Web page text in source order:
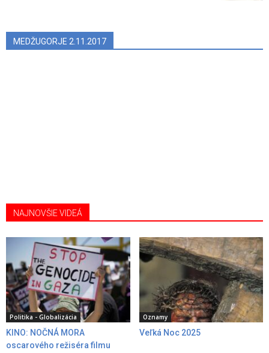
MEDŽUGORJE 2.11.2017
NAJNOVŠIE VIDEÁ
Politika - Globalizácia
KINO: NOČNÁ MORA
oscarového režiséra filmu
Oznamy
Veľká Noc 2025